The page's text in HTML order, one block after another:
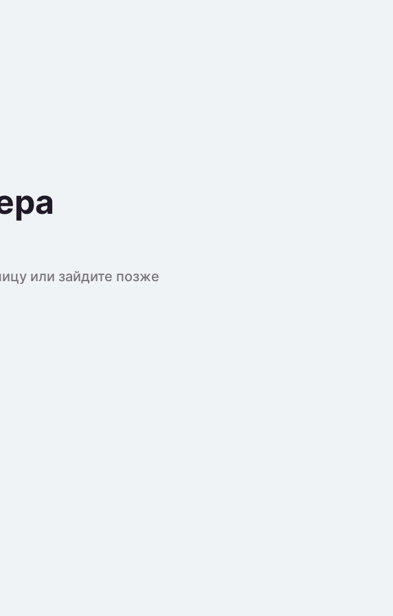
или зайдите позже